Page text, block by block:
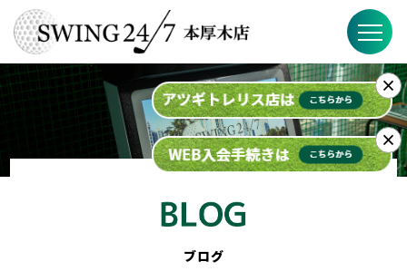
SWING24/7の特徴
料金
スケジュール
ブログ
×
×